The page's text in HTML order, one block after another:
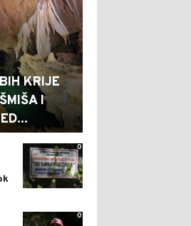
KRIJE
I
0
0